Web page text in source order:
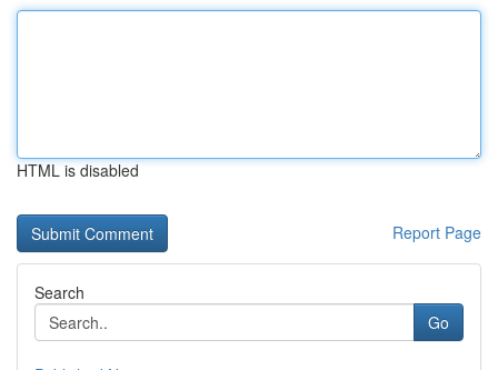
HTML is disabled
Report Page
Search
Go